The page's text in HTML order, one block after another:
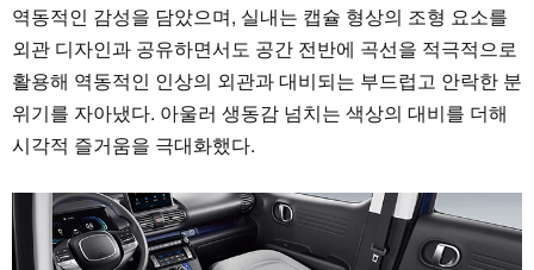
역동적인 감성을 담았으며, 실내는 캡슐 형상의 조형 요소를
외관 디자인과 공유하면서도 공간 전반에 곡선을 적극적으로
활용해 역동적인 인상의 외관과 대비되는 부드럽고 안락한 분
위기를 자아냈다. 아울러 생동감 넘치는 색상의 대비를 더해
시각적 즐거움을 극대화했다.